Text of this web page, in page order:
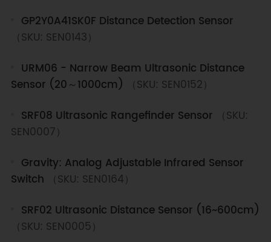
GP2Y0A41SK0F Distance Detection Sensor
（SKU: SEN0143）
URM06 - Narrow Beam Ultrasonic Distance
Sensor (20～1000cm)
（SKU: SEN0152）
SRF08 Ultrasonic Rangefinder Sensor
（SKU:
SEN0007）
Gravity: Analog Adjustable Infrared Sensor
Switch
（SKU: SEN0164）
SRF02 Ultrasonic Distance Sensor (16~600cm)
（SKU: SEN0005）